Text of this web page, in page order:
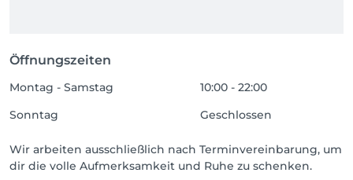
Öffnungszeiten
Montag - Samstag
10:00 - 22:00
Sonntag
Geschlossen
Wir arbeiten ausschließlich nach Terminvereinbarung, um
dir die volle Aufmerksamkeit und Ruhe zu schenken.